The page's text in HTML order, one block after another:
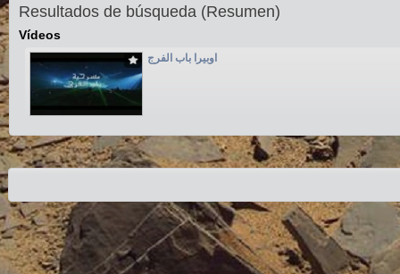
Resultados de búsqueda (Resumen)
Vídeos
اوبيرا باب الفرج